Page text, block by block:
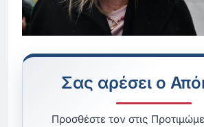
Σας αρέσει ο
Προσθέστε τον στις